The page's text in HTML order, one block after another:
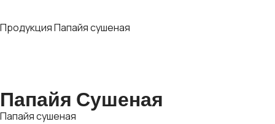
ПродукцияПапайя сушеная
Папайя Сушеная
Папайя сушеная